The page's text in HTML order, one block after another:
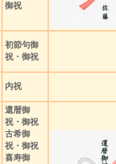
御祝
初節句御
祝・御祝
内祝
還暦御
祝・御祝
古希御
祝・御祝
喜寿御